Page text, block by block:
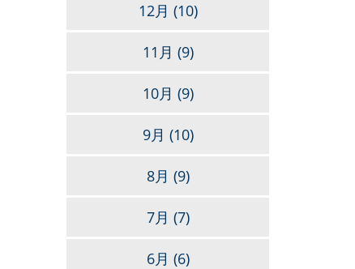
12月 (10)
11月 (9)
10月 (9)
9月 (10)
8月 (9)
7月 (7)
6月 (6)